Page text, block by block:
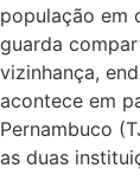
população em
guarda
vizinhança,
acontece em
Pernambuco
as duas